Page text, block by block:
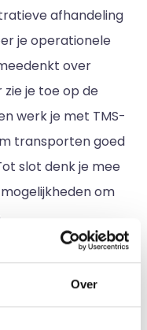
Over
afhandeling
je operationele
over
zie je toe op de
werk je met TMS-
transporten goed
slot denk je mee
om
transport